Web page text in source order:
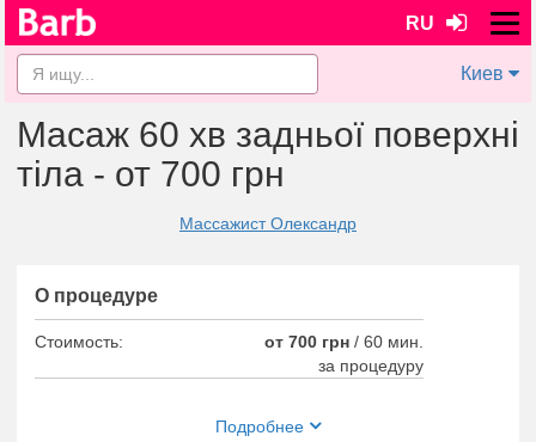
RU
Киев
Масаж 60 хв задньої поверхні
тіла - от 700 грн
Массажист Олександр
О процедуре
Стоимость: от 700 грн / 60 мин.
за процедуру
Подробнее